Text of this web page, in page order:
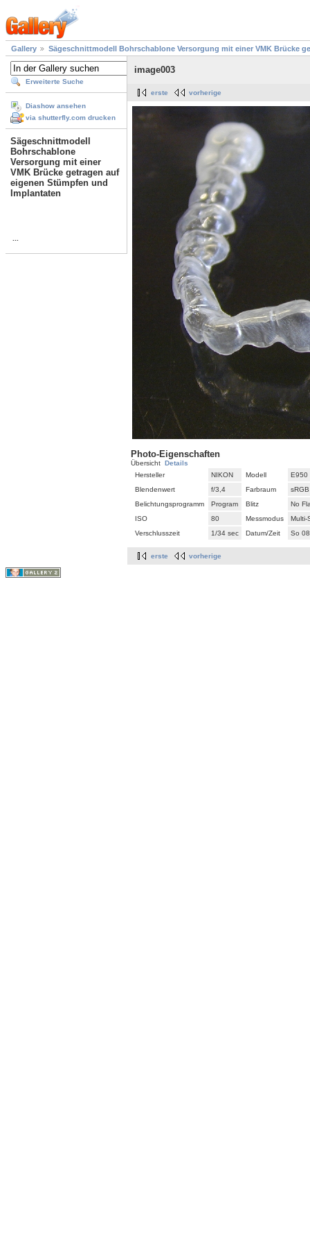
Gallery Sägeschnittmodell Bohrschablone Versorgung mit einer VMK Brücke
Erweiterte Suche
Diashow ansehen
via shutterfly.com drucken
Sägeschnittmodell
Bohrschablone
Versorgung mit einer
VMK Brücke getragen auf
eigenen Stümpfen und
Implantaten
image003
erste vorherige
Photo-Eigenschaften
Übersicht Details
Hersteller
NIKON Modell
E950
Blendenwert
f/3,4 Farbraum
sRGB
Belichtungsprogramm
Program Blitz
No
ISO
80 Messmodus
Multi-
Verschlusszeit
1/34 sec Datum/Zeit So
erste vorherige